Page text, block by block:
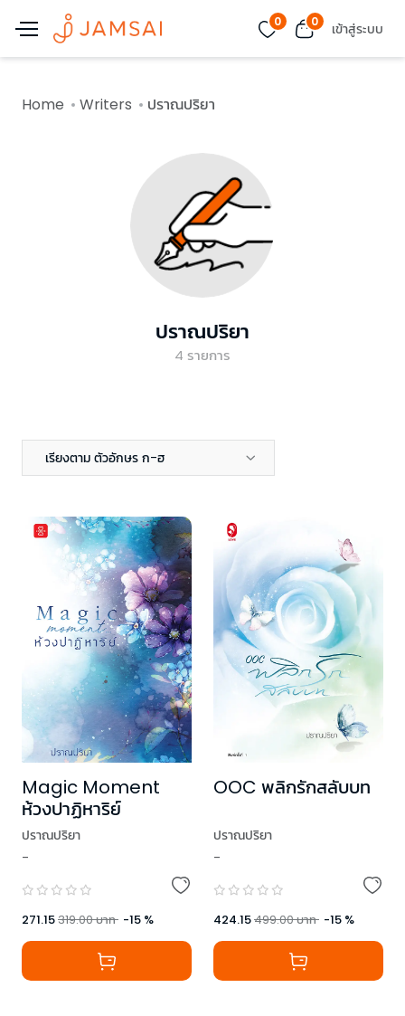
0 0 เข้าสู่ระบบ
Home Writers ปราณปริยา
ปราณปริยา
4 รายการ
เรียงตาม ตัวอักษร ก-ฮ
Magic Moment
ห้วงปาฏิหาริย์
ปราณปริยา
-
271.15319.00บาท -15 %
OOC พลิกรักสลับบท
ปราณปริยา
-
424.15499.00บาท -15 %